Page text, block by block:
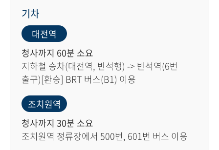
기차
대전역
청사까지 60분 소요
지하철 승차(대전역, 반석행) -> 반석역(6번
출구)[환승] BRT 버스(B1) 이용
조치원역
청사까지 30분 소요
조치원역 정류장에서 500번, 601번 버스 이용